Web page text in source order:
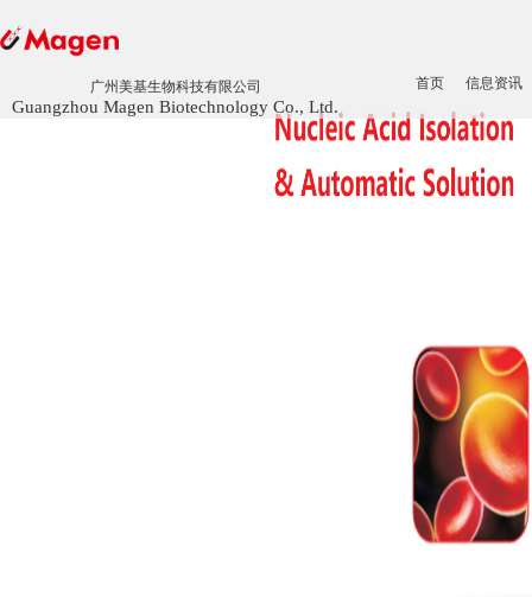
广州美基生物科技有限公司
Guangzhou Magen Biotechnology Co., Ltd.
首页 信息资讯